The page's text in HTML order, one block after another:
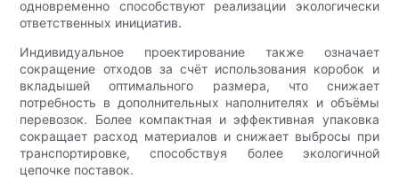
одновременно способствуют реализации экологически
ответственных инициатив.
Индивидуальное проектирование также означает
сокращение отходов за счёт использования коробок и
вкладышей оптимального размера, что снижает
потребность в дополнительных наполнителях и объёмы
перевозок. Более компактная и эффективная упаковка
сокращает расход материалов и снижает выбросы при
транспортировке, способствуя более экологичной
цепочке поставок.